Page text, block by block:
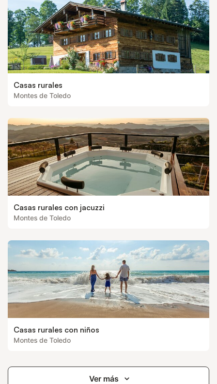
Casas rurales
Montes de Toledo
Casas rurales con jacuzzi
Montes de Toledo
Casas rurales con niños
Montes de Toledo
Ver más